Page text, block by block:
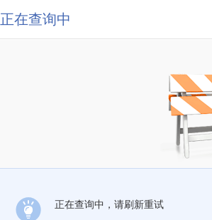
正在查询中
正在查询中，请刷新重试